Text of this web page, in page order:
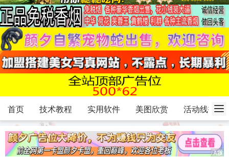
首页 技术教程 实用软件 美图欣赏 活动线报